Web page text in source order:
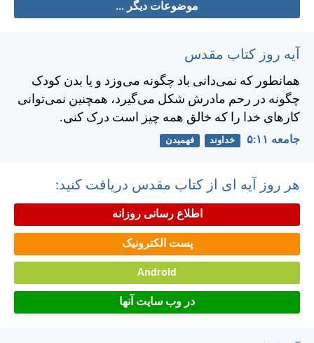
موضوعات دیگر ...
آیه روز کتاب مقدس
همانطور كه نمی‌دانی باد چگونه می‌وزد و يا بدن كودک
چگونه در رحم مادرش شكل می‌گيرد، همچنين نمی‌توانی
كارهای خدا را كه خالق همه چيز است درک كنی.
جامعه ۱۱:‏۵ خداوند فهمیدن
هر روز آیه ای از کتاب مقدس دریافت کنید:
اطلاع رسانی روزانه
پست الکترونیک
Android
در وب سایت آنها